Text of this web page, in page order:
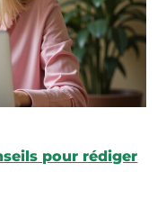
pour rédiger